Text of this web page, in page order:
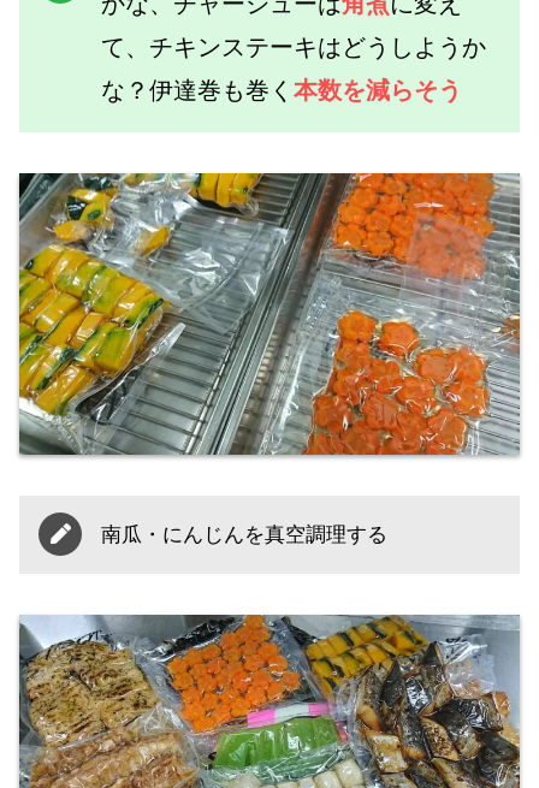
て、チキンステーキはどうしようか
な？伊達巻も巻く 本数を減らそう
南瓜・にんじんを真空調理する